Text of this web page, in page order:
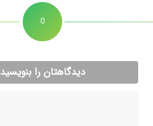
0
دیدگاهتان را بنویسید